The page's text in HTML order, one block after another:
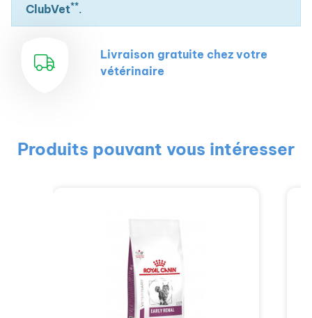
ClubVet**.
Livraison gratuite chez votre
vétérinaire
Produits pouvant vous intéresser